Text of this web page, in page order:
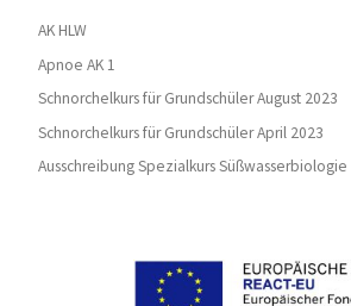
AK HLW
Apnoe AK 1
Schnorchelkurs für Grundschüler August 2023
Schnorchelkurs für Grundschüler April 2023
Ausschreibung Spezialkurs Süßwasserbiologie